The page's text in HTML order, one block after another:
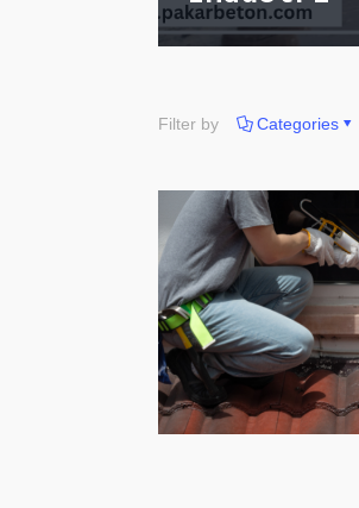
Filter by Categories